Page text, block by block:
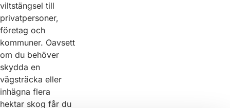
viltstängsel till
privatpersoner,
företag och
kommuner. Oavsett
om du behöver
skydda en
vägsträcka eller
inhägna flera
hektar skog får du